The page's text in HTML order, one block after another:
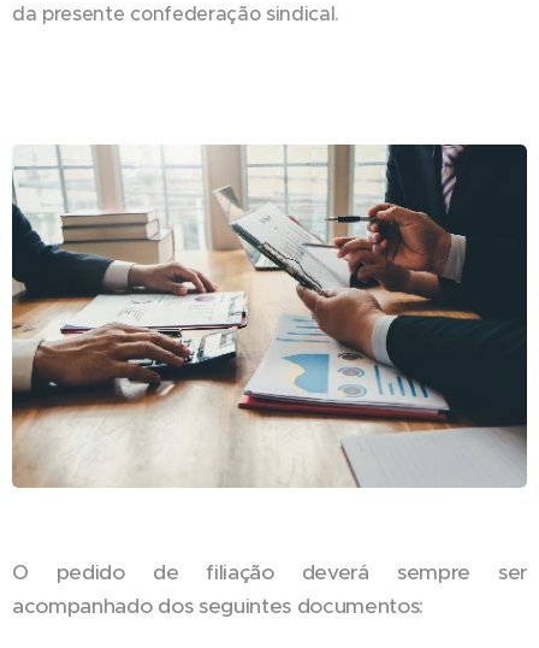
da presente confederação sindical.
O pedido de filiação deverá sempre ser
acompanhado dos seguintes documentos: